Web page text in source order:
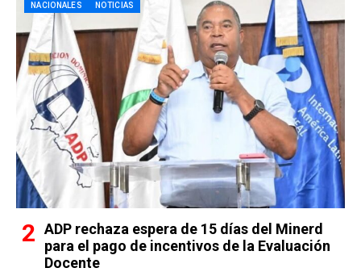
NACIONALES NOTICIAS
ADP rechaza espera de 15 días del Minerd
para el pago de incentivos de la Evaluación
Docente